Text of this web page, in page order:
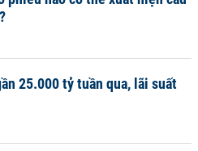
25.000 tỷ tuần qua, lãi suất